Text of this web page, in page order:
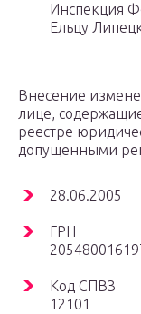
Инспекция
Ельцу
Внесение
лице,
реестре
допущенными
28.06.2005
ГРН
Код СПВЗ
12101